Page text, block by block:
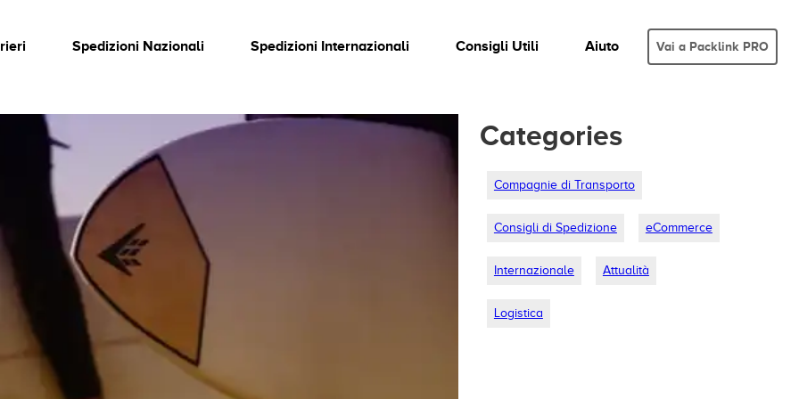
Spedizioni Nazionali Spedizioni Internazionali Consigli Utili Aiuto Vai a Packlink PRO
Categories
Compagnie di Transporto
Consigli di Spedizione eCommerce
Internazionale Attualità
Logistica